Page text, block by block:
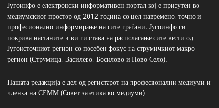
Југоинфо е електронски информативен портал кој е присутен во
медиумскиот простор од 2012 година со цел навремено, точно и
професионално информирање на сите граѓани. Југоинфо ги
покрива настаните и ви ги става на располагање сите вести од
Југоисточниот регион со посебен фокус на струмичкиот макро
регион (Струмица, Василево, Босилово и Ново Село).
Нашата редакција е дел од регистарот на професионални медиуми и
членка на СЕММ (Совет за етика во медиуми)